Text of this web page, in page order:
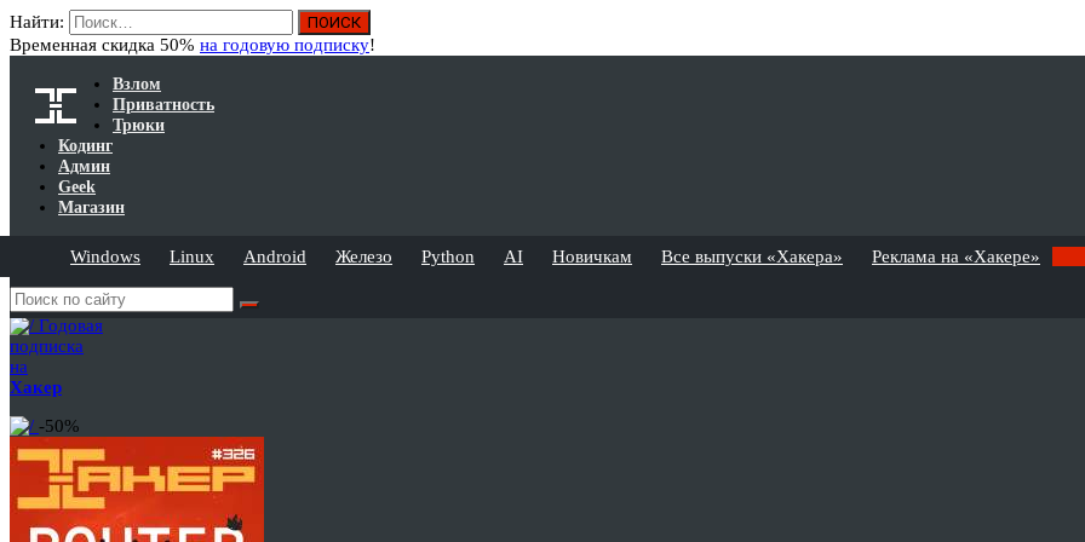
Найти:
Временная скидка 50% на годовую подписку!
Взлом
Приватность
Трюки
Кодинг
Админ
Geek
Магазин
Windows Linux Android Железо Python AI Новичкам Все выпуски «Хакера» Реклама на «Хакере»
Годовая
подписка
на
Хакер
-50%